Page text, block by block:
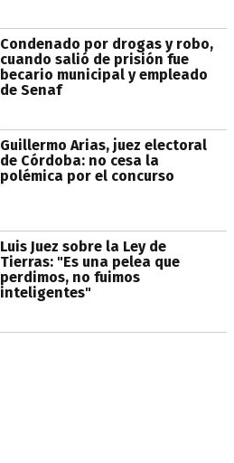
Condenado por drogas y robo,
cuando salió de prisión fue
becario municipal y empleado
de Senaf
Guillermo Arias, juez electoral
de Córdoba: no cesa la
polémica por el concurso
Luis Juez sobre la Ley de
Tierras: "Es una pelea que
perdimos, no fuimos
inteligentes"